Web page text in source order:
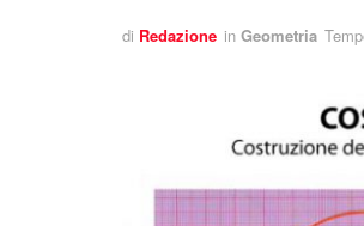
di Redazione in Geometria